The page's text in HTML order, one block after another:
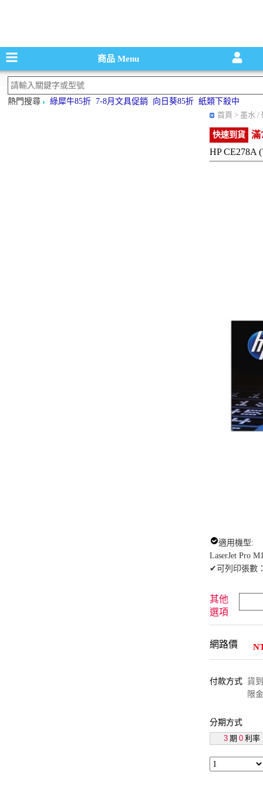
商品Menu
熱門搜尋 綠犀牛85折 7-8月文具促銷 向日葵85折 紙類下殺中
首頁 > 墨水 /
快速到貨
滿
HP CE278A
適用機型:
LaserJet Pro
✔可列印張數
其他
選項
網路價
付款方式 貨
限
分期方式
3 期 0 利率